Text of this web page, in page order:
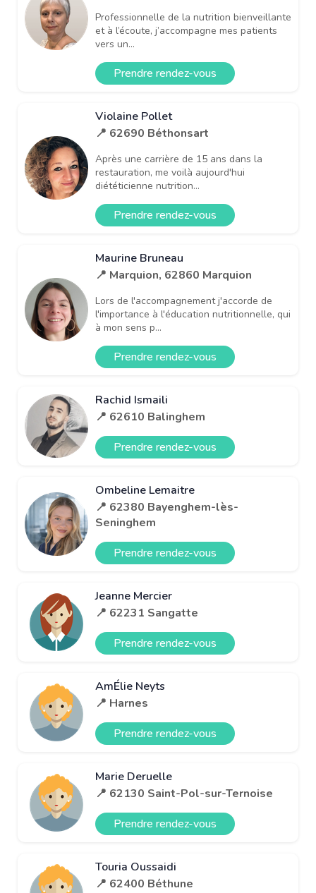
Professionnelle de la nutrition bienveillante
et à l’écoute, j’accompagne mes patients
vers un...
Prendre rendez-vous
Violaine Pollet
📍 62690 Béthonsart
Après une carrière de 15 ans dans la
restauration, me voilà aujourd'hui
diététicienne nutrition...
Prendre rendez-vous
Maurine Bruneau
📍 Marquion, 62860 Marquion
Lors de l'accompagnement j'accorde de
l'importance à l'éducation nutritionnelle, qui
à mon sens p...
Prendre rendez-vous
Rachid Ismaili
📍 62610 Balinghem
Prendre rendez-vous
Ombeline Lemaitre
📍 62380 Bayenghem-lès-
Seninghem
Prendre rendez-vous
Jeanne Mercier
📍 62231 Sangatte
Prendre rendez-vous
AmÉlie Neyts
📍 Harnes
Prendre rendez-vous
Marie Deruelle
📍 62130 Saint-Pol-sur-Ternoise
Prendre rendez-vous
Touria Oussaidi
📍 62400 Béthune